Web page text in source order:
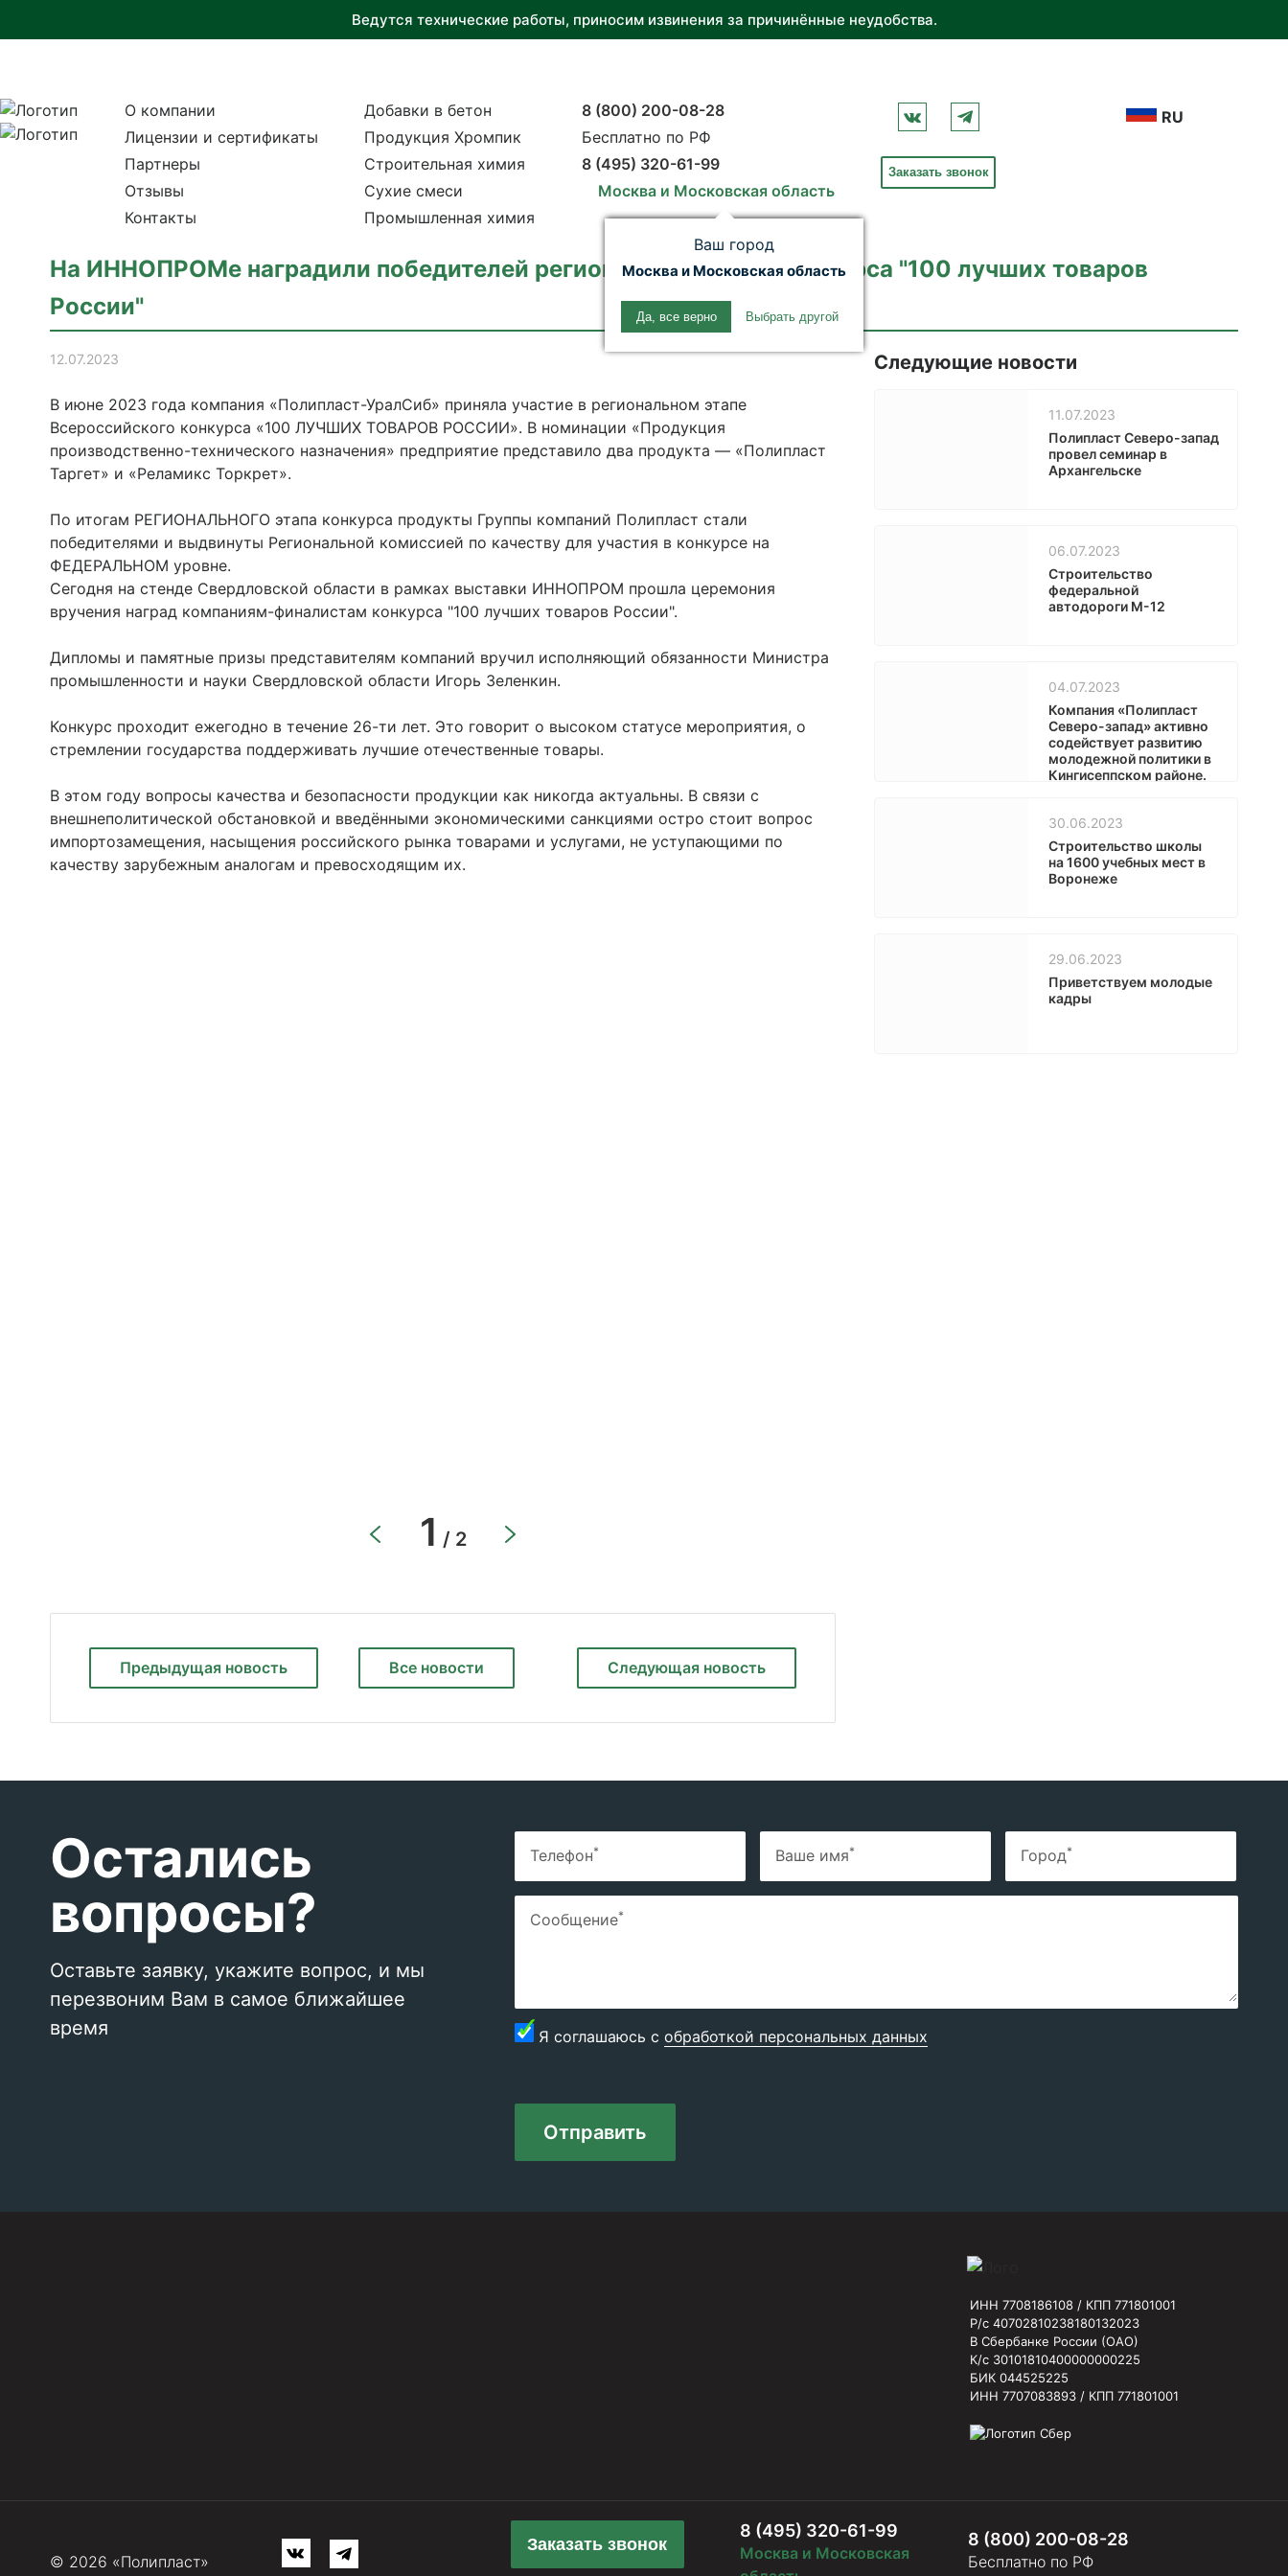
Ведутся технические работы, приносим извинения за причинённые неудобства.
О компании
Лицензии и сертификаты
Партнеры
Отзывы
Контакты
Добавки в бетон
Продукция Хромпик
Строительная химия
Сухие смеси
Промышленная химия
8 (800) 200-08-28
Бесплатно по РФ
8 (495) 320-61-99
Москва и Московская область
Ваш город
Москва и Московская область
Да, все верно Выбрать другой
Заказать звонок
RU
На ИННОПРОМе наградили победителей регионального этапа конкурса "100 лучших товаров
России"
12.07.2023
В июне 2023 года компания «Полипласт-УралСиб» приняла участие в региональном этапе
Всероссийского конкурса «100 ЛУЧШИХ ТОВАРОВ РОССИИ». В номинации «Продукция
производственно-технического назначения» предприятие представило два продукта — «Полипласт
Таргет» и «Реламикс Торкрет».
По итогам РЕГИОНАЛЬНОГО этапа конкурса продукты Группы компаний Полипласт стали
победителями и выдвинуты Региональной комиссией по качеству для участия в конкурсе на
ФЕДЕРАЛЬНОМ уровне.
Сегодня на стенде Свердловской области в рамках выставки ИННОПРОМ прошла церемония
вручения наград компаниям-финалистам конкурса "100 лучших товаров России".
Дипломы и памятные призы представителям компаний вручил исполняющий обязанности Министра
промышленности и науки Свердловской области Игорь Зеленкин.
Конкурс проходит ежегодно в течение 26-ти лет. Это говорит о высоком статусе мероприятия, о
стремлении государства поддерживать лучшие отечественные товары.
В этом году вопросы качества и безопасности продукции как никогда актуальны. В связи с
внешнеполитической обстановкой и введёнными экономическими санкциями остро стоит вопрос
импортозамещения, насыщения российского рынка товарами и услугами, не уступающими по
качеству зарубежным аналогам и превосходящим их.
1 / 2
Предыдущая новость Следующая новость
Все новости
Следующие новости
11.07.2023
Полипласт Северо-запад
провел семинар в
Архангельске
06.07.2023
Строительство
федеральной
автодороги М-12
04.07.2023
Компания «Полипласт
Северо-запад» активно
содействует развитию
молодежной политики в
Кингисеппском районе.
30.06.2023
Строительство школы
на 1600 учебных мест в
Воронеже
29.06.2023
Приветствуем молодые
кадры
Остались
вопросы?
Оставьте заявку, укажите вопрос, и мы
перезвоним Вам в самое ближайшее
время
Телефон* Ваше имя* Город*
Сообщение*
Я соглашаюсь с обработкой персональных данных
Отправить
ИНН 7708186108 / КПП 771801001
Р/с 40702810238180132023
В Сбербанке России (ОАО)
К/с 30101810400000000225
БИК 044525225
ИНН 7707083893 / КПП 771801001
8 (800) 200-08-28
Бесплатно по РФ
8 (495) 320-61-99
Москва и Московская
Заказать звонок
© 2026 «Полипласт»